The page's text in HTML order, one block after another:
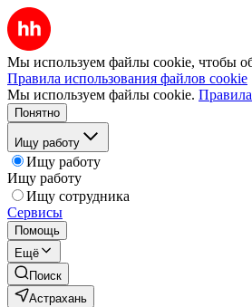
Мы используем файлы cookie, чтобы
Правила использования файлов cookie
Мы используем файлы cookie.
Понятно
Ищу работу
Ищу работу
Ищу работу
Ищу сотрудника
Сервисы
Помощь
Ещё
Поиск
Астрахань